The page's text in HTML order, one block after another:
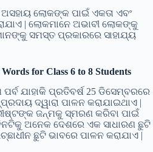
ଲୋକଙ୍କ ପାଇଁ ଏକତା ଏବଂ
| ଲୋକମାନେ ଅଭାବୀ ଲୋକଙ୍କୁ
ସମସ୍ତ ପ୍ରକାରରେ ସାହାଯ୍ୟ
for Class 6 to 8 Students
ଯାହାକି ପ୍ରତିବର୍ଷ 25 ଡିସେମ୍ବରରେ
ଦ୍ୱାରା ପାଳନ କରାଯାଇଥାଏ |
ଜନ୍ମକୁ ସ୍ମରଣ କରିବା ପାଇଁ
ଅନେକ ଦେଶରେ ଏକ ସାଧାରଣ ଛୁଟି
ଛୁଟି ଭାବରେ ପାଳନ କରାଯାଏ |